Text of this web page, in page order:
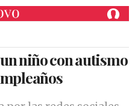
niño con autismo